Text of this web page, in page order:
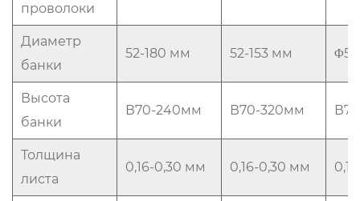
проволоки
Диаметр
банки
52-180 мм 52-153 мм
Высота
банки
В70-240мм В70-320мм
Толщина
листа
0,16-0,30 мм 0,16-0,30 мм